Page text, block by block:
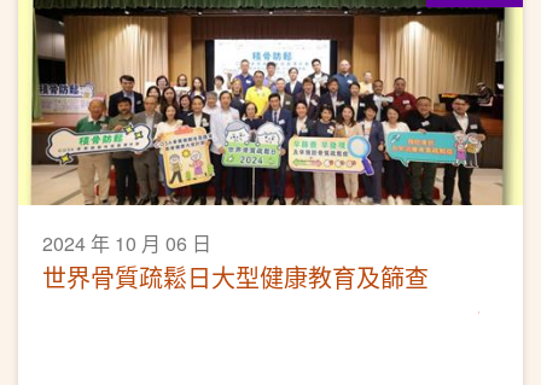
2024 年 10 月 06 日
世界骨質疏鬆日大型健康教育及篩查